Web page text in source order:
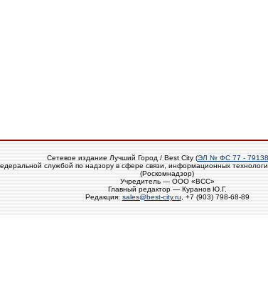
Сетевое издание Лучший Город / Best City (ЭЛ № ФС 77 - 79138
службой по надзору в сфере связи, информационных
(Роскомнадзор)
Учредитель — ООО «ВСС»
Главный редактор — Куранов Ю.Г.
Редакция: sales@best-city.ru , +7 (903) 798-68-89